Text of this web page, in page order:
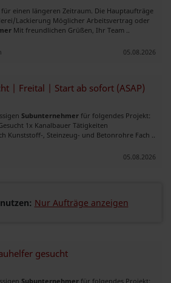
für einen längeren Zeitraum. Die Hauptaufträge
Lackierung Möglicher Arbeitsvertrag oder
Mit freundlichen Grüßen, Ihr Team ..
05.08.2026
| Freital | Start ab sofort (ASAP)
Subunternehmer für folgendes Projekt:
1x Kanalbauer Tätigkeiten
Kunststoff-, Steinzeug- und Betonrohre Fach ..
05.08.2026
Nur Aufträge anzeigen
gesucht
Subunternehmer für folgendes Projekt: